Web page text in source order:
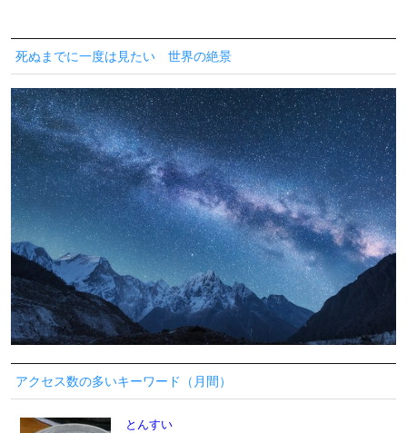
死ぬまでに一度は見たい 世界の絶景
アクセス数の多いキーワード（月間）
とんすい